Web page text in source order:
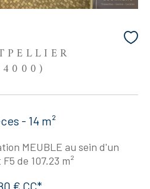
- 14 m²
MEUBLE au sein d'un
de 107.23 m²
€ CC*